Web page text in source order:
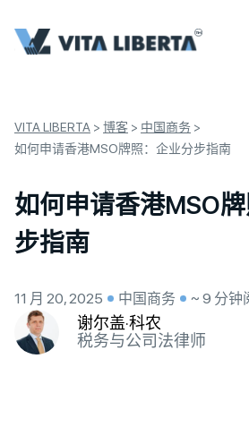
VITA LIBERTA > 博客 > 中国商务 >
如何申请香港MSO牌照：企业分步指南
如何申请香港MSO
步指南
11 月 20, 2025 中国商务 ~ 9 分钟
谢尔盖·科农
税务与公司法律师